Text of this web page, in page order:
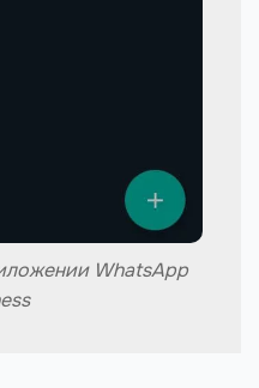
WhatsApp